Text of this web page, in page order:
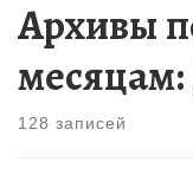
Архивы
месяцам:
128 записей